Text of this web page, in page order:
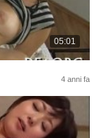
05:01
4 anni fa